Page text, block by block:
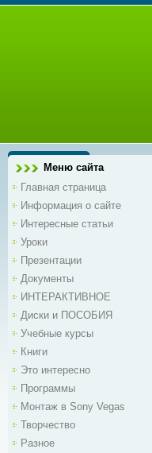
Меню сайта
Главная страница
Информация о сайте
Интересные статьи
Уроки
Презентации
Документы
ИНТЕРАКТИВНОЕ
Диски и ПОСОБИЯ
Учебные курсы
Книги
Это интересно
Программы
Монтаж в Sony Vegas
Творчество
Разное